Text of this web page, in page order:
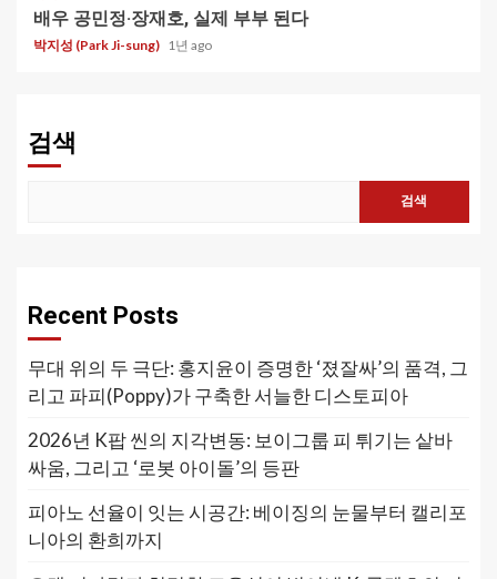
배우 공민정·장재호, 실제 부부 된다
박지성 (Park Ji-sung) 1년 ago
검색
검색
Recent Posts
무대 위의 두 극단: 홍지윤이 증명한 ‘졌잘싸’의 품격, 그
리고 파피(Poppy)가 구축한 서늘한 디스토피아
2026년 K팝 씬의 지각변동: 보이그룹 피 튀기는 샅바
싸움, 그리고 ‘로봇 아이돌’의 등판
피아노 선율이 잇는 시공간: 베이징의 눈물부터 캘리포
니아의 환희까지